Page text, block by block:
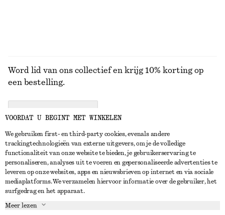
NEEM CONTACT OP
Neem contact met ons op
Store locator
Partners
Instagram
KLANTENSERVICE
OVER ONS
Word lid van ons collectief en krijg 10% korting op
een bestelling.
VOORDAT U BEGINT MET WINKELEN
We gebruiken first- en third-party cookies, evenals andere
trackingtechnologieën van externe uitgevers, om je de volledige
functionaliteit van onze website te bieden, je gebruikerservaring te
personaliseren, analyses uit te voeren en gepersonaliseerde advertenties te
leveren op onze websites, apps en nieuwsbrieven op internet en via sociale
mediaplatforms. We verzamelen hiervoor informatie over de gebruiker, het
surfgedrag en het apparaat.
Meer lezen